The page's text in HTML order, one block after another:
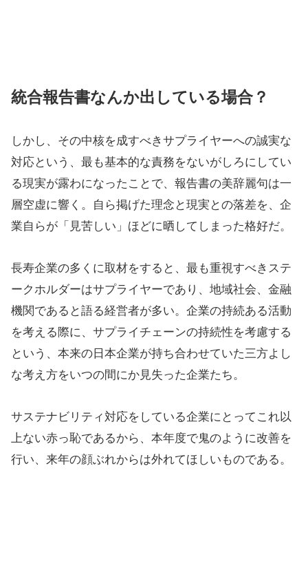
統合報告書なんか出している場合？
しかし、その中核を成すべきサプライヤーへの誠実な
対応という、最も基本的な責務をないがしろにしてい
る現実が露わになったことで、報告書の美辞麗句は一
層空虚に響く。自ら掲げた理念と現実との落差を、企
業自らが「見苦しい」ほどに晒してしまった格好だ。
長寿企業の多くに取材をすると、最も重視すべきステ
ークホルダーはサプライヤーであり、地域社会、金融
機関であると語る経営者が多い。企業の持続ある活動
を考える際に、サプライチェーンの持続性を考慮する
という、本来の日本企業が持ち合わせていた三方よし
な考え方をいつの間にか見失った企業たち。
サステナビリティ対応をしている企業にとってこれ以
上ない赤っ恥であるから、本年度で鬼のように改善を
行い、来年の顔ぶれからは外れてほしいものである。